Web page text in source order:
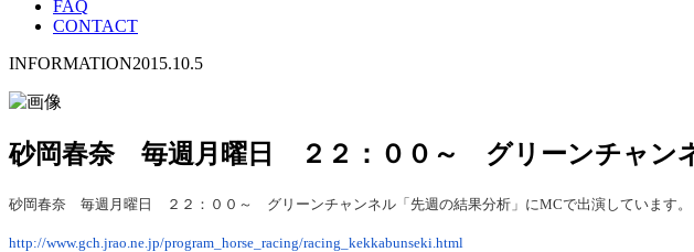
FAQ
CONTACT
INFORMATION2015.10.5
砂岡春奈 毎週月曜日 ２２：００～ グリーンチャンネ
砂岡春奈 毎週月曜日 ２２：００～ グリーンチャンネル「先週の結果分析」にMCで出演しています。
http://www.gch.jrao.ne.jp/program_horse_racing/racing_kekkabunseki.html